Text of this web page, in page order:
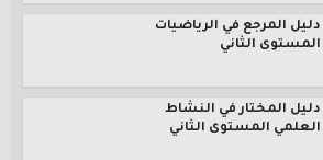
دليل المرجع في الرياضيات
المستوى الثاني
دليل المختار في النشاط
العلمي المستوى الثاني